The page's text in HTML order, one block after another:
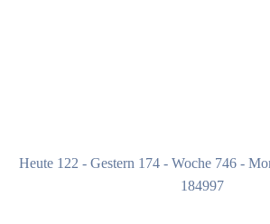
Heute 122 - Gestern 174 - Woche 746 -
184997